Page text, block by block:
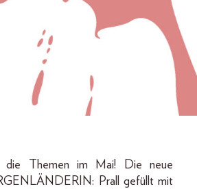
die Themen im Mai! Die neue
Prall gefüllt mit